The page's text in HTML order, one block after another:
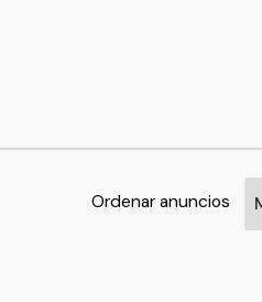
Ordenar anuncios